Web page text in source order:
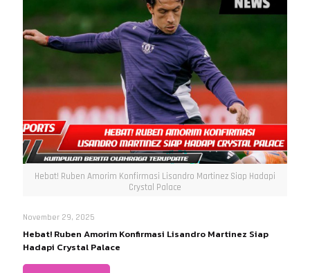
Hebat! Ruben Amorim Konfirmasi Lisandro Martinez Siap Hadapi
Crystal Palace
November 29, 2025
Hebat! Ruben Amorim Konfirmasi Lisandro Martinez Siap
Hadapi Crystal Palace